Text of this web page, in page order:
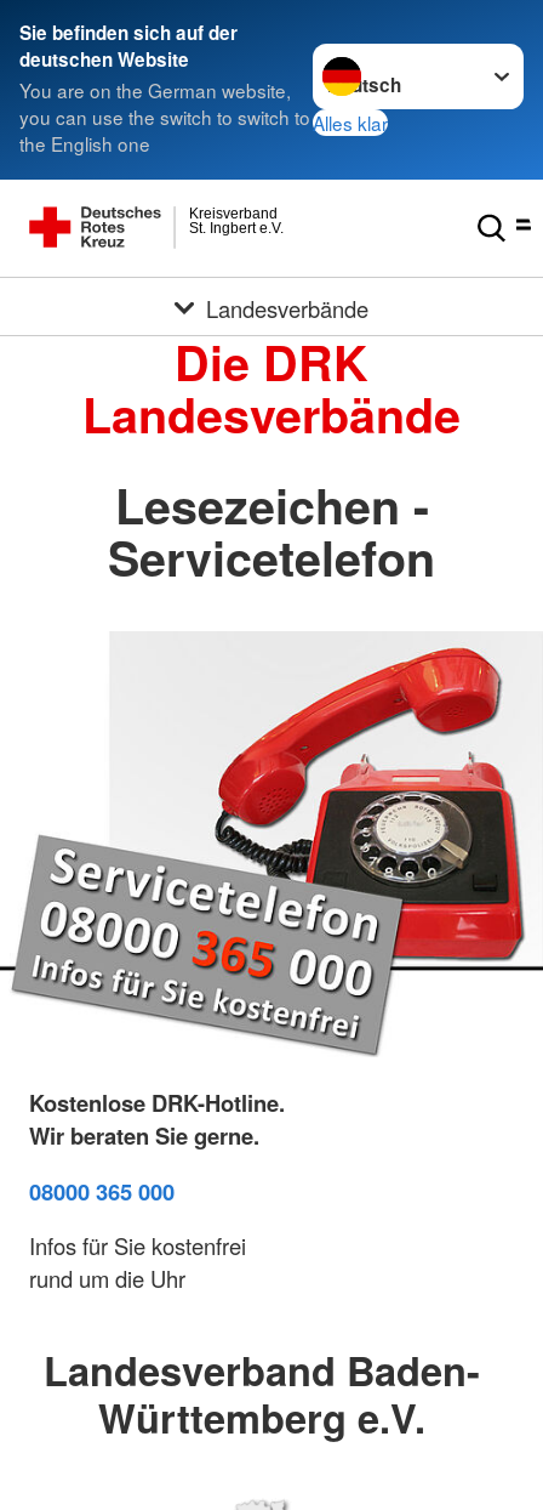
Sie befinden sich auf der
deutschen Website
You are on the German website,
you can use the switch to switch to
the English one
Sprache wechseln zu
Alles klar
St. Ingbert e.V.
Kreisverband
Landesverbände
Die DRK
Landesverbände
Lesezeichen -
Servicetelefon
Kostenlose DRK-Hotline.
Wir beraten Sie gerne.
08000 365 000
Infos für Sie kostenfrei
rund um die Uhr
Landesverband Baden-
Württemberg e.V.